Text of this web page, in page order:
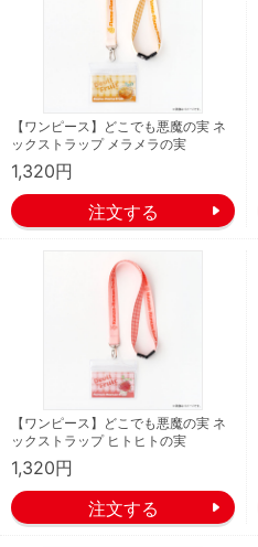
【ワンピース】どこでも悪魔の実 ネ
ックストラップ メラメラの実
1,320円
【ワンピース】どこでも悪魔の実 ネ
ックストラップ ヒトヒトの実
1,320円